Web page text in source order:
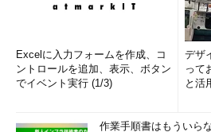
Excelに入力フォームを作成、コ
ントロールを追加、表示、ボタン
でイベント実行 (1/3)
デザ
って
と活
作業手順書はもういら